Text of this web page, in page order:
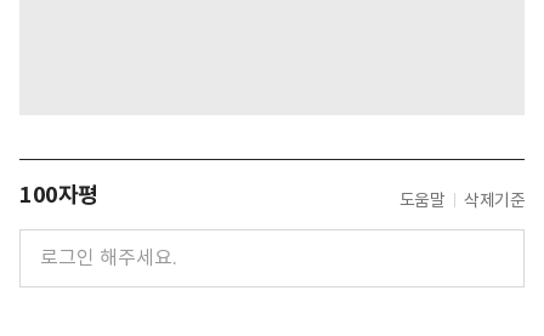
100자평 도움말 삭제기준